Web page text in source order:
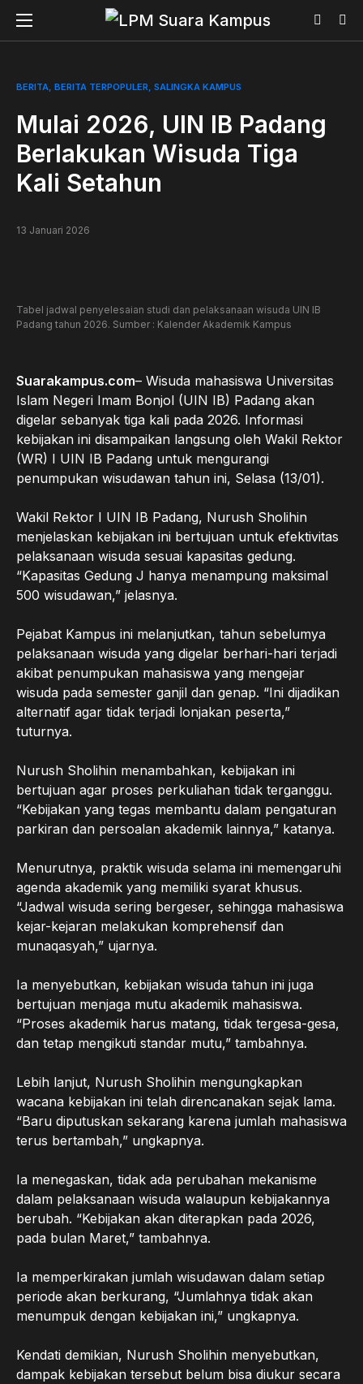
BERITA BERITA TERPOPULER SALINGKA KAMPUS
Mulai 2026, UIN IB Padang
Berlakukan Wisuda Tiga
Kali Setahun
13 Januari 2026
Tabel jadwal penyelesaian studi dan pelaksanaan wisuda UIN IB
Padang tahun 2026. Sumber : Kalender Akademik Kampus
Suarakampus.com– Wisuda mahasiswa Universitas
Islam Negeri Imam Bonjol (UIN IB) Padang akan
digelar sebanyak tiga kali pada 2026. Informasi
kebijakan ini disampaikan langsung oleh Wakil Rektor
(WR) I UIN IB Padang untuk mengurangi
penumpukan wisudawan tahun ini, Selasa (13/01).
Wakil Rektor I UIN IB Padang, Nurush Sholihin
menjelaskan kebijakan ini bertujuan untuk efektivitas
pelaksanaan wisuda sesuai kapasitas gedung.
“Kapasitas Gedung J hanya menampung maksimal
500 wisudawan,” jelasnya.
Pejabat Kampus ini melanjutkan, tahun sebelumya
pelaksanaan wisuda yang digelar berhari-hari terjadi
akibat penumpukan mahasiswa yang mengejar
wisuda pada semester ganjil dan genap. “Ini dijadikan
alternatif agar tidak terjadi lonjakan peserta,”
tuturnya.
Nurush Sholihin menambahkan, kebijakan ini
bertujuan agar proses perkuliahan tidak terganggu.
“Kebijakan yang tegas membantu dalam pengaturan
parkiran dan persoalan akademik lainnya,” katanya.
Menurutnya, praktik wisuda selama ini memengaruhi
agenda akademik yang memiliki syarat khusus.
“Jadwal wisuda sering bergeser, sehingga mahasiswa
kejar-kejaran melakukan komprehensif dan
munaqasyah,” ujarnya.
Ia menyebutkan, kebijakan wisuda tahun ini juga
bertujuan menjaga mutu akademik mahasiswa.
“Proses akademik harus matang, tidak tergesa-gesa,
dan tetap mengikuti standar mutu,” tambahnya.
Lebih lanjut, Nurush Sholihin mengungkapkan
wacana kebijakan ini telah direncanakan sejak lama.
“Baru diputuskan sekarang karena jumlah mahasiswa
terus bertambah,” ungkapnya.
Ia menegaskan, tidak ada perubahan mekanisme
dalam pelaksanaan wisuda walaupun kebijakannya
berubah. “Kebijakan akan diterapkan pada 2026,
pada bulan Maret,” tambahnya.
Ia memperkirakan jumlah wisudawan dalam setiap
periode akan berkurang, “Jumlahnya tidak akan
menumpuk dengan kebijakan ini,” ungkapnya.
Kendati demikian, Nurush Sholihin menyebutkan,
dampak kebijakan tersebut belum bisa diukur secara